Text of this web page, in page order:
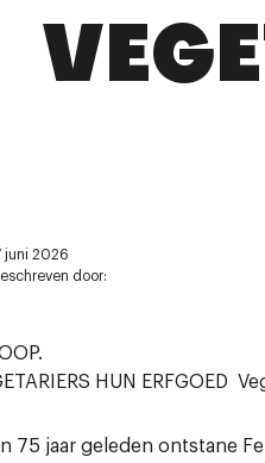
juni 2026
door:
HUN ERFGOED
75 jaar geleden ontstane